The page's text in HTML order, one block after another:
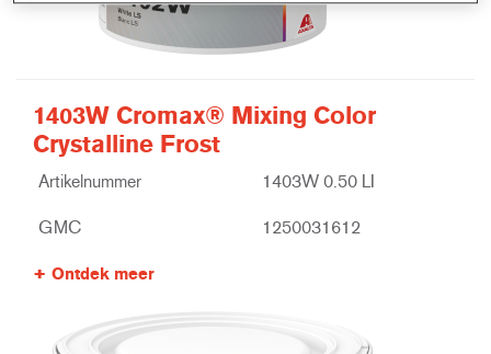
1403W Cromax® Mixing Color
Crystalline Frost
Artikelnummer 1403W 0.50 LI
GMC 1250031612
Ontdek meer